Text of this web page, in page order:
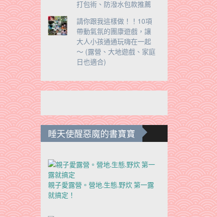
打包術、防潑水包款推薦
請你跟我這樣做！！10項
帶動氣氛的團康遊戲，讓
大人小孩通通玩嗨在一起
～ (露營、大地遊戲、家庭
日也適合)
睡天使醒惡魔的書寶寶
親子愛露營。營地.生態.野炊 第一露
就搞定！